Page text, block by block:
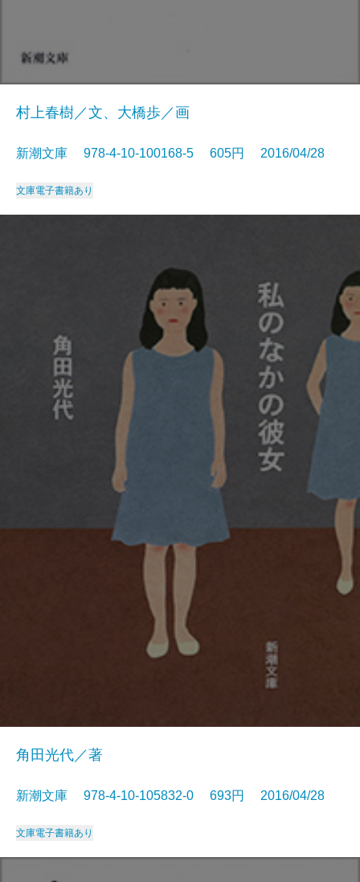
村上春樹／文、大橋歩／画
新潮文庫 978-4-10-100168-5 605円 2016/04/28
文庫電子書籍あり
角田光代／著
新潮文庫 978-4-10-105832-0 693円 2016/04/28
文庫電子書籍あり